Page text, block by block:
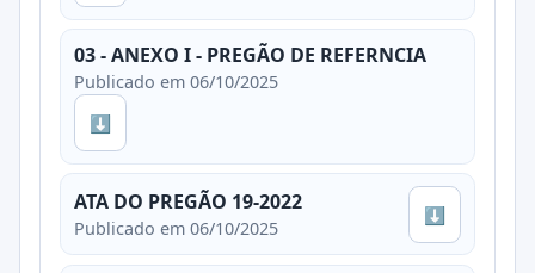
03 - ANEXO I - PREGÃO DE REFERNCIA
Publicado em 06/10/2025
⬇
ATA DO PREGÃO 19-2022
Publicado em 06/10/2025
⬇